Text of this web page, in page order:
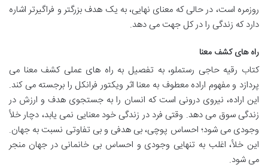
روزمره است، در حالی که معنای نهایی، به یک هدف بزرگتر و فراگیرتر اشاره
دارد که زندگی را در کل جهت می دهد.
راه های کشف معنا
کتاب رقیه حاجی رستملو، به تفصیل به راه های عملی کشف معنا می
پردازد و مفهوم اراده معطوف به معنا اثر ویکتور فرانکل را برجسته می کند.
این اراده، نیروی درونی است که انسان را به جستجوی هدف و ارزش در
زندگی سوق می دهد. وقتی فرد در زندگی خود معنایی نمی یابد، دچار خلأ
وجودی می شود؛ احساس پوچی، بی هدفی و بی تفاوتی نسبت به جهان.
این خلأ، اغلب به تنهایی وجودی و احساس بی خانمانی در جهان منجر
می شود.